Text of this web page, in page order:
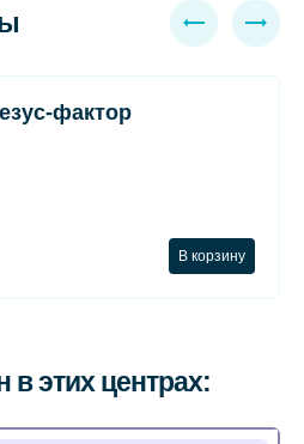
фактор
В корзину
в этих центрах: